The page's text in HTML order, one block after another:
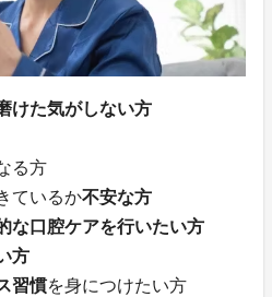
けた気がしない方
る方
ているか不安な方
な口腔ケアを行いたい方
方
習慣を身につけたい方